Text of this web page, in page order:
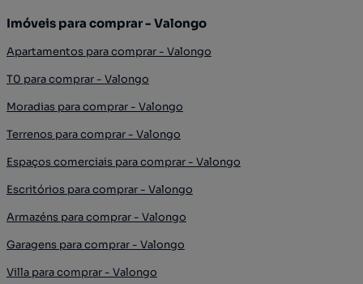
Imóveis para comprar - Valongo
Apartamentos para comprar - Valongo
T0 para comprar - Valongo
Moradias para comprar - Valongo
Terrenos para comprar - Valongo
Espaços comerciais para comprar - Valongo
Escritórios para comprar - Valongo
Armazéns para comprar - Valongo
Garagens para comprar - Valongo
Villa para comprar - Valongo